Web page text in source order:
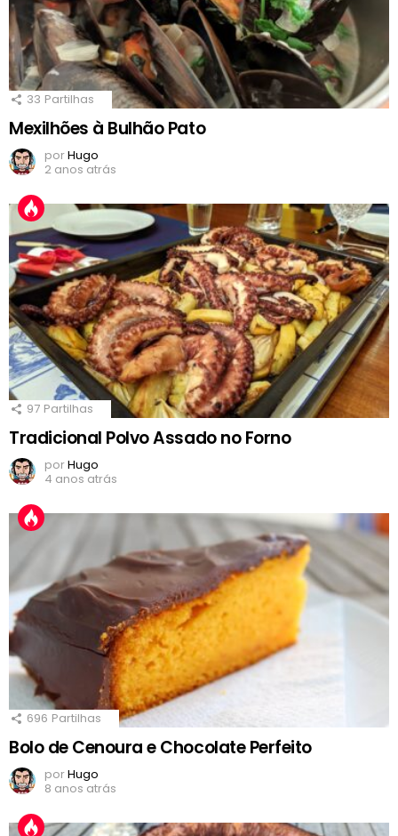
33 Partilhas
Mexilhões à Bulhão Pato
porHugo
2 anos atrás
97 Partilhas
Tradicional Polvo Assado no Forno
porHugo
4 anos atrás
696 Partilhas
Bolo de Cenoura e Chocolate Perfeito
porHugo
8 anos atrás